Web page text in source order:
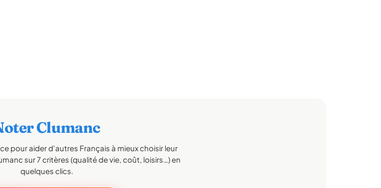
Clumanc
pour aider d'autres Français à mieux choisir leur
sur 7 critères (qualité de vie, coût, loisirs…) en
quelques clics.